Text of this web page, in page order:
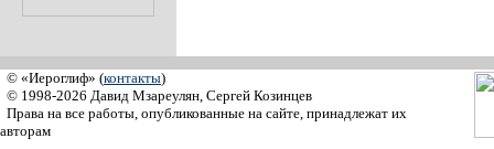
© «Иероглиф» (контакты)
© 1998-2026 Давид Мзареулян, Сергей Козинцев
Права на все работы, опубликованные на сайте, принадлежат их
авторам